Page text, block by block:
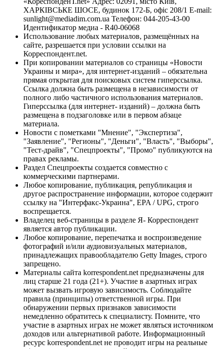
ХАРКІВСЬКЕ ШОСЕ, будинок 172-Б, офіс 208/1 E-mail:
sunlight@mediadim.com.ua Телефон: 044-205-43-00
Идентификатор медиа - R40-06068
Использование любых материалов, размещённых на
сайте, разрешается при условии ссылки на
Корреспондент.net.
При копировании материалов со страницы «Новости
Украины и мира», для интернет-изданий – обязательна
прямая открытая для поисковых систем гиперссылка.
Ссылка должна быть размещена в независимости от
полного либо частичного использования материалов.
Гиперссылка (для интернет- изданий) – должна быть
размещена в подзаголовке или в первом абзаце
материала.
Новости с пометками "Мнение", "Экспертиза",
"Заявление", "Регионы", "Деньги", "Власть", "Выборы",
"Тест-драйв", "Спецпроекты", "Промо" публикуются на
правах рекламы.
Раздел Спецпроекты создается совместно с
коммерческими партнерами.
Любое копирование, публикация, републикация и
другое распространение информации, которое содержит
ссылку на "Интерфакс-Украина", EPA / UPG, строго
воспрещается.
Владелец веб-страницы в разделе Я- Корреспондент
является автор публикации.
Любое копирование, перепечатка и воспроизведение
фотографий и/или аудиовизуальных материалов,
принадлежащих правообладателю Getty Images, строго
запрещено.
Материалы сайта korrespondent.net предназначены для
лиц старше 21 года (21+). Участие в азартных играх
может вызвать игровую зависимость. Соблюдайте
правила (принципы) ответственной игры. При
обнаружении первых признаков зависимости
немедленно обратитесь к специалисту. Помните, что
участие в азартных играх не может являться источником
доходов или альтернативой работе. Информационный
ресурс korrespondent.net не проводит игры на реальные